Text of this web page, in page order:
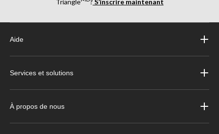
Triangle
? S’inscrire maintenant
Aide
Services et solutions
À propos de nous